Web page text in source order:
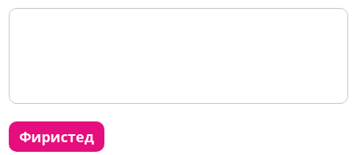
фиристед